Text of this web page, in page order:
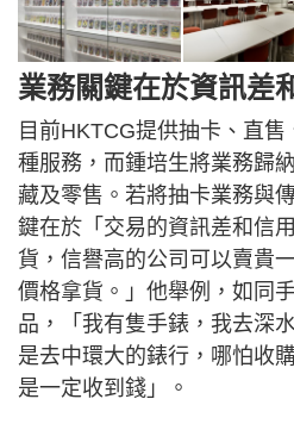
業務關鍵在於資訊差
目前HKTCG提供抽卡、直
種服務，而鍾培生將業務歸
藏及零售。若將抽卡業務與
鍵在於「交易的資訊差和信
貨，信譽高的公司可以賣貴
價格拿貨。」他舉例，如同
品，「我有隻手錶，我去深
是去中環大的錶行，哪怕收
是一定收到錢」。